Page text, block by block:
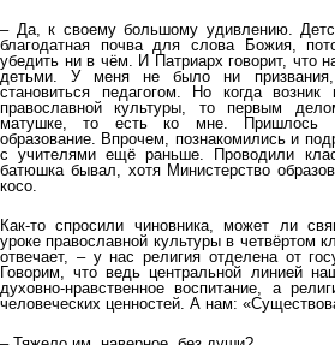
– Да, к своему большому удивлению.
благодатная почва для слова Божия,
убедить ни в чём. И Патриарх говорит, что
детьми. У меня не было ни
становиться педагогом. Но когда
православной культуры, то первым
матушке, то есть ко мне. Пришлось
образование. Впрочем, познакомились и
с учителями ещё раньше. Проводили
батюшка бывал, хотя Министерство
косо.
Как-то спросили чиновника, может ли
уроке православной культуры в четвёртом
отвечает, – у нас религия отделена от
Говорим, что ведь центральной линией
духовно-нравственное воспитание, а
человеческих ценностей. А нам: